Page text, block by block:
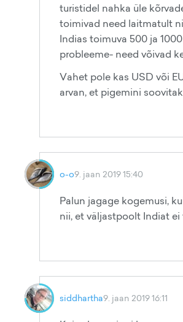
turistidel nahka üle
toimivad need laitmatult
Indias toimuva 500 ja
probleeme- need võivad
Vahet pole kas USD või
arvan, et pigemini
o-o9. jaan 2019 15:40
Palun jagage kogemusi,
nii, et väljastpoolt Indiat
siddhartha9. jaan 2019 16:11